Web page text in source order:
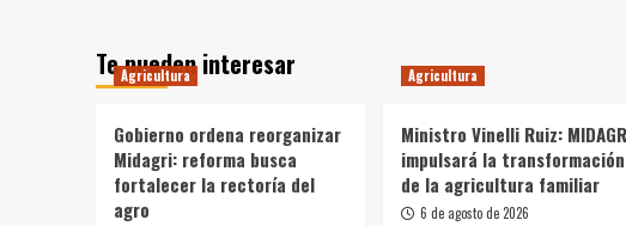
Te pueden interesar
Agricultura
Gobierno ordena reorganizar
Midagri: reforma busca
fortalecer la rectoría del
agro
Agricultura
Ministro Vinelli Ruiz:
impulsará la transformación
de la agricultura familiar
6 de agosto de 2026